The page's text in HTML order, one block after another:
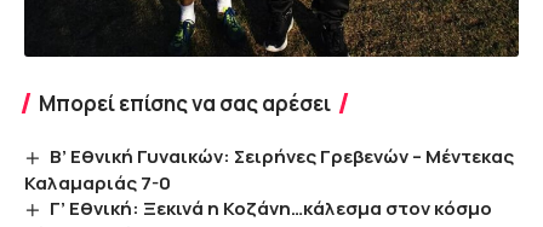
Μπορεί επίσης να σας αρέσει
Β’ Εθνική Γυναικών: Σειρήνες Γρεβενών – Μέντεκας
Καλαμαριάς 7-0
Γ’ Εθνική: Ξεκινά η Κοζάνη…κάλεσμα στον κόσμο